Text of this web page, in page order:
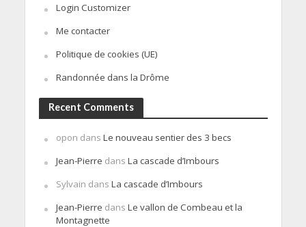
Login Customizer
Me contacter
Politique de cookies (UE)
Randonnée dans la Drôme
Recent Comments
opon dans Le nouveau sentier des 3 becs
Jean-Pierre dans La cascade d’Imbours
Sylvain dans La cascade d’Imbours
Jean-Pierre dans Le vallon de Combeau et la
Montagnette